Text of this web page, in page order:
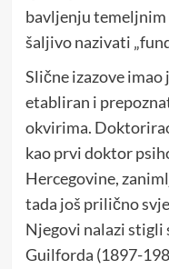
bavljenju
šaljivo nazivati
Slične izazove imao
etabliran i
okvirima.
kao prvi doktor
Hercegovine,
tada još prilično
Njegovi nalazi stigli
Guilforda (1897-